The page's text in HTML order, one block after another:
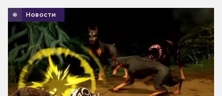
Новости